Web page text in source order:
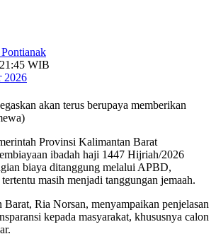
WIB
akan terus berupaya memberikan
Provinsi Kalimantan Barat
ibadah haji 1447 Hijriah/2026
biaya ditanggung melalui APBD,
masih menjadi tanggungan jemaah.
Barat, Ria Norsan, menyampaikan penjelasan
kepada masyarakat, khususnya calon